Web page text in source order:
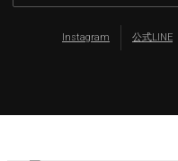
Instagram 公式LINE